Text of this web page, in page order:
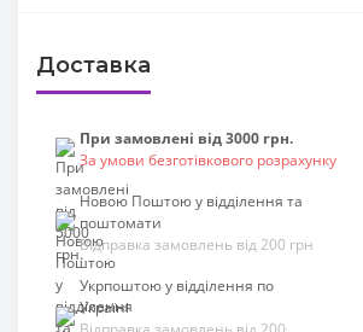
Доставка
При замовлені від 3000 грн.
За умови безготівкового розрахунку
Новою Поштою у відділення та
поштомати
Відправка замовлень від 200 грн
Укрпоштою у відділення по
Україні